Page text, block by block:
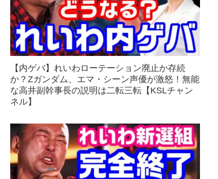
【内ゲバ】れいわローテーション廃止か存続
か？Zガンダム、エマ・シーン声優が激怒！無能
な高井副幹事長の説明は二転三転【KSLチャン
ネル】